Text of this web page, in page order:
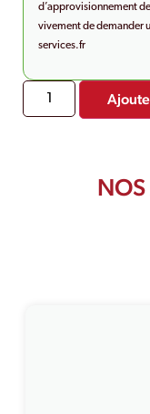
d’approvisionnement
vivement de demander
services.fr
NOS